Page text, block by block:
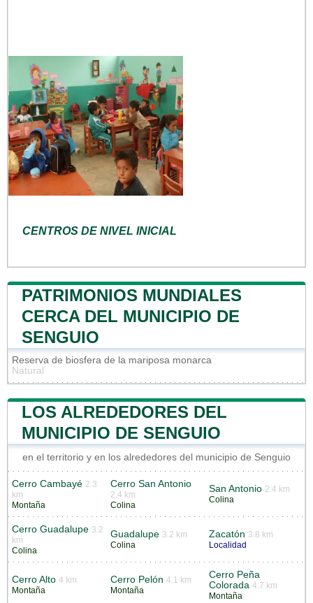
CENTROS DE NIVEL INICIAL
PATRIMONIOS MUNDIALES
CERCA DEL MUNICIPIO DE
SENGUIO
Reserva de biosfera de la mariposa monarca
Natural
LOS ALREDEDORES DEL
MUNICIPIO DE SENGUIO
en el territorio y en los alrededores del municipio de Senguio
Cerro Cambayé 2.3
km
Montaña
Cerro San Antonio
2.4 km
Colina
San Antonio 2.4 km
Colina
Cerro Guadalupe 3.2
km
Colina
Guadalupe 3.2 km
Colina
Zacatón 3.8 km
Localidad
Cerro Alto 4 km
Montaña
Cerro Pelón 4.1 km
Montaña
Cerro Peña
Colorada 4.7 km
Montaña